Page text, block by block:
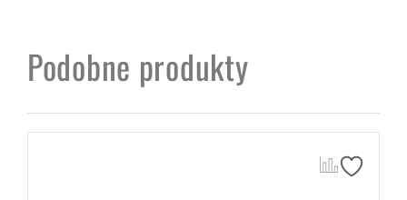
Podobne produkty